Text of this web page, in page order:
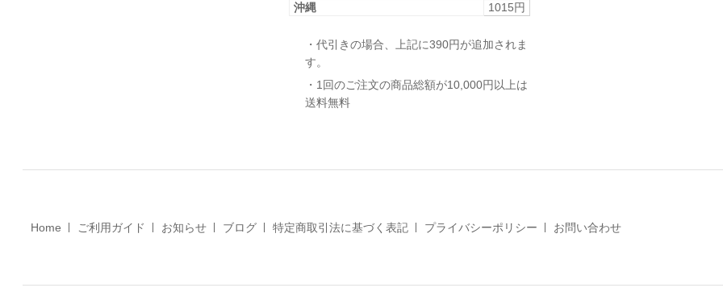
沖縄
1015円
・代引きの場合、上記に390円が追加されま
す。
・1回のご注文の商品総額が10,000円以上は
送料無料
Home ご利用ガイド お知らせ ブログ 特定商取引法に基づく表記 プライバシーポリシー お問い合わせ